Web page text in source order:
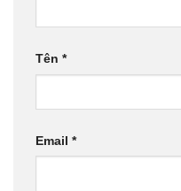
Tên *
Email *